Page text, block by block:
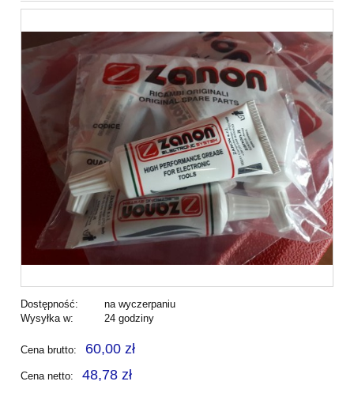
Dostępność:
na wyczerpaniu
Wysyłka w:
24 godziny
Cena brutto: 60,00 zł
Cena netto: 48,78 zł